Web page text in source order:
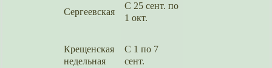
Сергеевская
С 25 сент. по
1 окт.
Крещен­ская
недель­ная
С 1 по 7
сент.